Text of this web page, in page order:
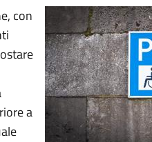
con
a